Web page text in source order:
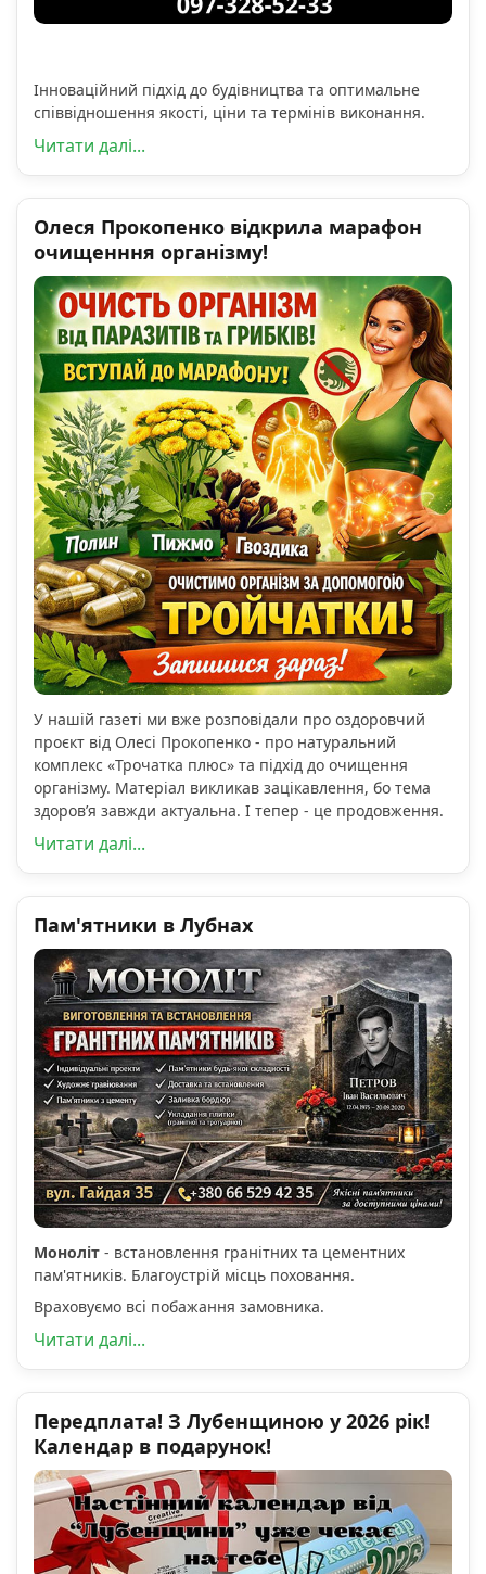
Інноваційний підхід до будівництва та оптимальне
співвідношення якості, ціни та термінів виконання.
Читати далі...
Олеся Прокопенко відкрила марафон
очищенння організму!
У нашій газеті ми вже розповідали про оздоровчий
проєкт від Олесі Прокопенко - про натуральний
комплекс «Трочатка плюс» та підхід до очищення
організму. Матеріал викликав зацікавлення, бо тема
здоров’я завжди актуальна. І тепер - це продовження.
Читати далі...
Пам'ятники в Лубнах
Моноліт - встановлення гранітних та цементних
пам'ятників. Благоустрій місць поховання.
Враховуємо всі побажання замовника.
Читати далі...
Передплата! З Лубенщиною у 2026 рік!
Календар в подарунок!